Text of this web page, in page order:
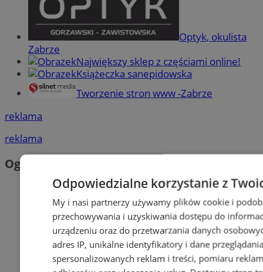
Optyk, okulista
Zabrze
Największy sklep z częściami online!
Książeczka sanepidowska
Tworzenie stron www -Zabrze
reklama
reklama
Ogłoszenia
Odpowiedzialne korzystanie z
My i nasi partnerzy używamy plików cookie i
przechowywania i uzyskiwania dostępu do
urządzeniu oraz do przetwarzania danych
adres IP, unikalne identyfikatory i dane
spersonalizowanych reklam i treści, pomiaru